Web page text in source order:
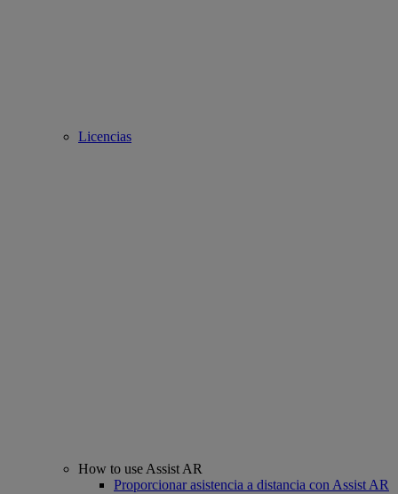
Licencias
How to use Assist AR
Proporcionar asistencia a distancia con Assist AR